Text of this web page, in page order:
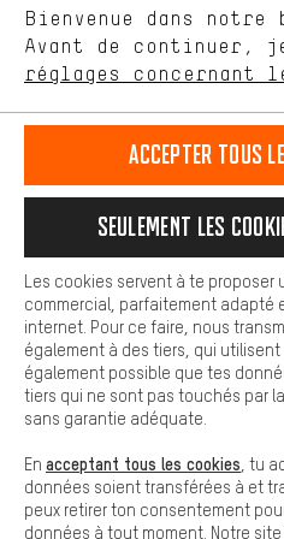
Langue"
français english
EN
Programme d'affiliation Mentions
Conditions générales de
Reprise des batteries
Modifier le
Tous les prix s'entendent en
frais de portpour la
Bienvenue dans notre
Avant de continuer,
réglages concernant
nous proposons grâce à ton
Plus de confort
est plus confortable. Avec
Nous pouvons ainsi mettre
informations utiles. De plus,
facilement les bons produits.
facilement aux questions.
Cookies de base
Les cookies de base
fonctions de notre site web.
Accepter tous
Seulement les
Les cookies servent à te
commercial, parfaitement adapté
internet. Pour ce faire, nous
également à des tiers, qui
également possible que tes
tiers qui ne sont pas touchés par
sans garantie adéquate.
En acceptant tous les cookies , tu
données soient transférées à et
peux retirer ton consentement
données à tout moment. Notre